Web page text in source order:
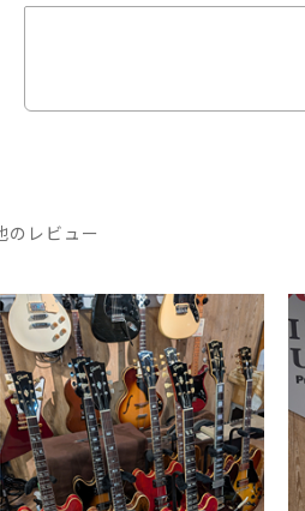
のレビュー